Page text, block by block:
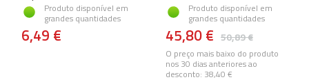
Produto disponível em
grandes quantidades
6,49 €
Produto disponível em
grandes quantidades
50,89 €
45,80 €
O preço mais baixo do produto
nos 30 dias anteriores ao
desconto: 38,40 €